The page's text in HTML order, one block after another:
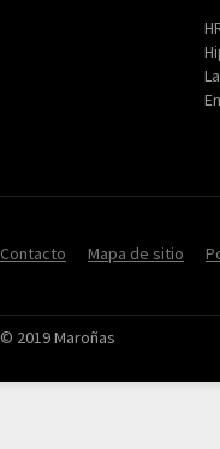
Contacto Mapa de sitio
© 2019 Maroñas